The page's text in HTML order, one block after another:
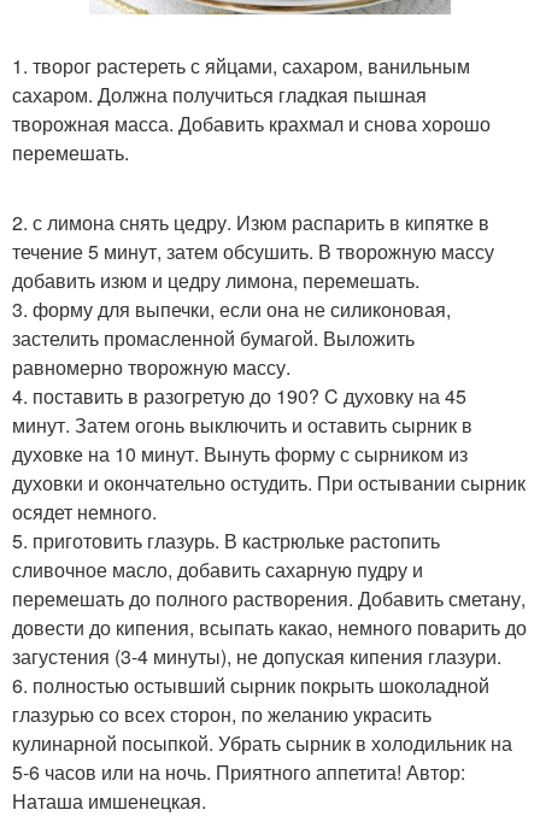
1. творог растереть с яйцами, сахаром, ванильным
сахаром. Должна получиться гладкая пышная
творожная масса. Добавить крахмал и снова хорошо
перемешать.
2. с лимона снять цедру. Изюм распарить в кипятке в
течение 5 минут, затем обсушить. В творожную массу
добавить изюм и цедру лимона, перемешать.
3. форму для выпечки, если она не силиконовая,
застелить промасленной бумагой. Выложить
равномерно творожную массу.
4. поставить в разогретую до 190? C духовку на 45
минут. Затем огонь выключить и оставить сырник в
духовке на 10 минут. Вынуть форму с сырником из
духовки и окончательно остудить. При остывании сырник
осядет немного.
5. приготовить глазурь. В кастрюльке растопить
сливочное масло, добавить сахарную пудру и
перемешать до полного растворения. Добавить сметану,
довести до кипения, всыпать какао, немного поварить до
загустения (3-4 минуты), не допуская кипения глазури.
6. полностью остывший сырник покрыть шоколадной
глазурью со всех сторон, по желанию украсить
кулинарной посыпкой. Убрать сырник в холодильник на
5-6 часов или на ночь. Приятного аппетита! Автор:
Наташа имшенецкая.